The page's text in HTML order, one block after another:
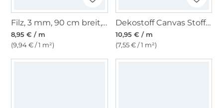
Filz, 3 mm, 90 cm breit, royalblau
8,95 € / m
(9,94 € / 1 m²)
Dekostoff Canvas Stoff uni, schlamm
10,95 € / m
(7,55 € / 1 m²)